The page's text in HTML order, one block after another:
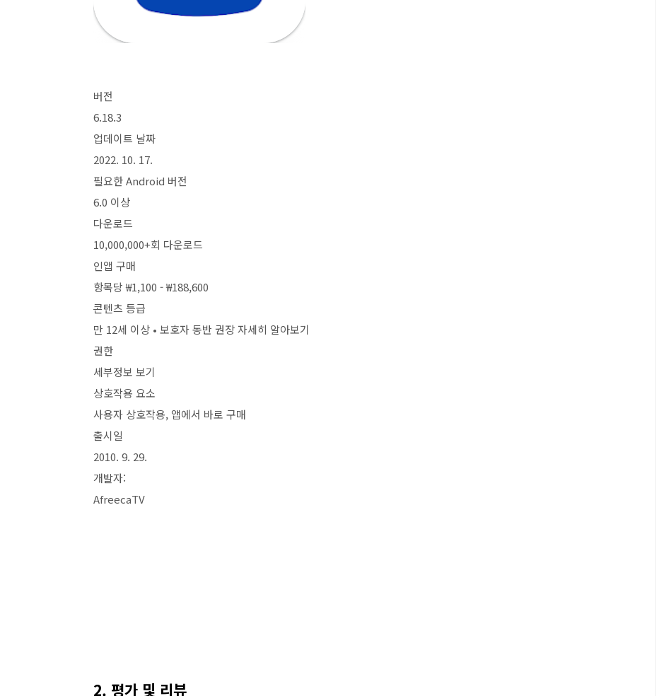
버전
6.18.3
업데이트 날짜
2022. 10. 17.
필요한 Android 버전
6.0 이상
다운로드
10,000,000+회 다운로드
인앱 구매
항목당 ₩1,100 - ₩188,600
콘텐츠 등급
만 12세 이상 • 보호자 동반 권장 자세히 알아보기
권한
세부정보 보기
상호작용 요소
사용자 상호작용, 앱에서 바로 구매
출시일
2010. 9. 29.
개발자:
AfreecaTV
2. 평가 및 리뷰